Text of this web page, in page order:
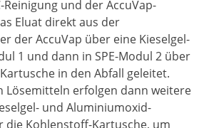
und der AccuVap-
Eluat direkt aus der
der AccuVap über eine Kieselgel-
1 und dann in SPE-Modul 2 über
in den Abfall geleitet.
Lösemitteln erfolgen dann weitere
und Aluminiumoxid-
die Kohlenstoff-Kartusche, um